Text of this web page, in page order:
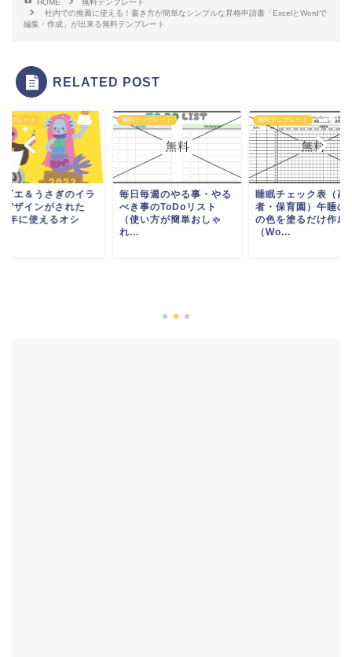
HOME
無料テンプレート
社内での推薦に使える！書き方が簡単なシンプルな昇格申請書「ExcelとWordで
編集・作成」が出来る無料テンプレート
RELATED POST
ンプレート
ビエ＆うさぎのイラ
デザインがされた
年に使えるオシ
無料テンプレート
毎日毎週のやる事・やる
べき事のToDoリスト
（使い方が簡単おしゃ
れ...
無料テンプレート
睡眠チェック表（高
者・保育園）午睡の
の色を塗るだけ作成
（Wo...